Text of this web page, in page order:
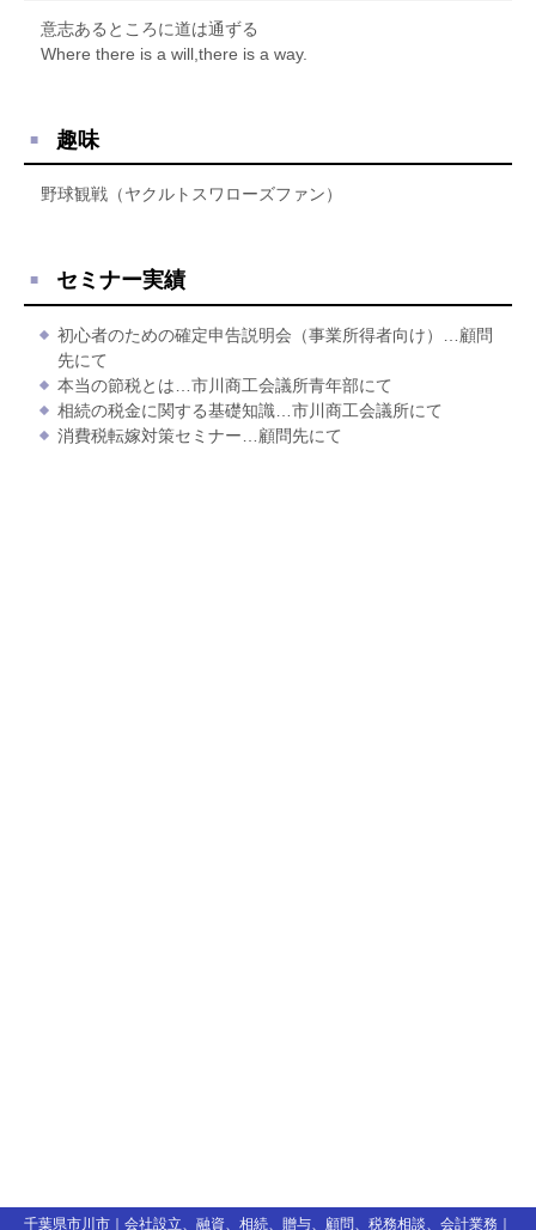
意志あるところに道は通ずる
Where there is a will,there is a way.
趣味
野球観戦（ヤクルトスワローズファン）
セミナー実績
初心者のための確定申告説明会（事業所得者向け）…顧問
先にて
本当の節税とは…市川商工会議所青年部にて
相続の税金に関する基礎知識…市川商工会議所にて
消費税転嫁対策セミナー…顧問先にて
千葉県市川市｜会社設立、融資、相続、贈与、顧問、税務相談、会計業務｜